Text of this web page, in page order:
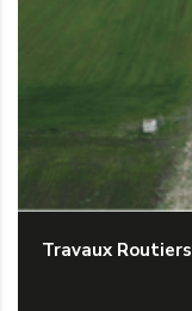
Travaux Routiers